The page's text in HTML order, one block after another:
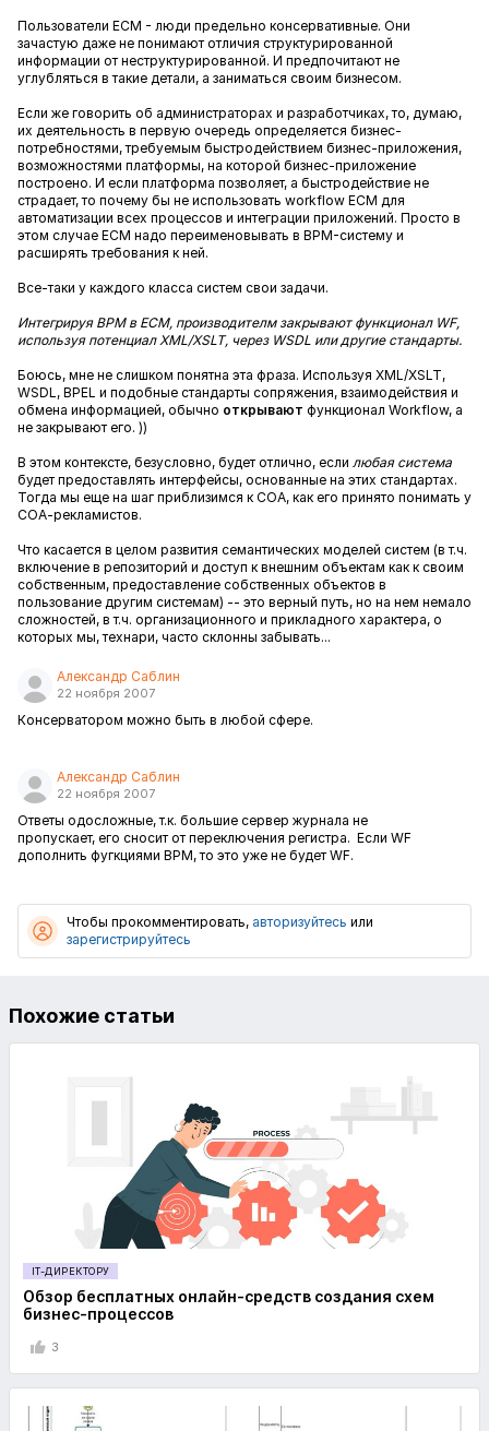
Пользователи ECM - люди предельно консервативные. Они
зачастую даже не понимают отличия структурированной
информации от неструктурированной. И предпочитают не
углубляться в такие детали, а заниматься своим бизнесом.
Если же говорить об администраторах и разработчиках, то, думаю,
их деятельность в первую очередь определяется бизнес-
потребностями, требуемым быстродействием бизнес-приложения,
возможностями платформы, на которой бизнес-приложение
построено. И если платформа позволяет, а быстродействие не
страдает, то почему бы не использовать workflow ECM для
автоматизации всех процессов и интеграции приложений. Просто в
этом случае ECM надо переименовывать в BPM-систему и
расширять требования к ней.
Все-таки у каждого класса систем свои задачи.
Интегрируя BPM в ECM, производителм закрывают функционал WF,
используя потенциал XML/XSLT, через WSDL или другие стандарты.
Боюсь, мне не слишком понятна эта фраза. Используя XML/XSLT,
WSDL, BPEL и подобные стандарты сопряжения, взаимодействия и
обмена информацией, обычно открывают функционал Workflow, а
не закрывают его. ))
В этом контексте, безусловно, будет отлично, если любая система
будет предоставлять интерфейсы, основанные на этих стандартах.
Тогда мы еще на шаг приблизимся к СОА, как его принято понимать у
СОА-рекламистов.
Что касается в целом развития семантических моделей систем (в т.ч.
включение в репозиторий и доступ к внешним объектам как к своим
собственным, предоставление собственных объектов в
пользование другим системам) -- это верный путь, но на нем немало
сложностей, в т.ч. организационного и прикладного характера, о
которых мы, технари, часто склонны забывать...
Александр Саблин
22 ноября 2007
Консерватором можно быть в любой сфере.
Александр Саблин
22 ноября 2007
Ответы одоcложные, т.к. большие сервер журнала не
пропускает, его сносит от переключения регистра. Если WF
дополнить фугкциями BPM, то это уже не будет WF.
Чтобы прокомментировать, авторизуйтесь или
зарегистрируйтесь
Похожие статьи
IT-ДИРЕКТОРУ
Обзор бесплатных онлайн-средств создания схем
бизнес-процессов
3